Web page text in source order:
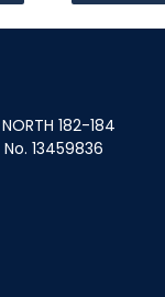
NORTH 182-184
No. 13459836